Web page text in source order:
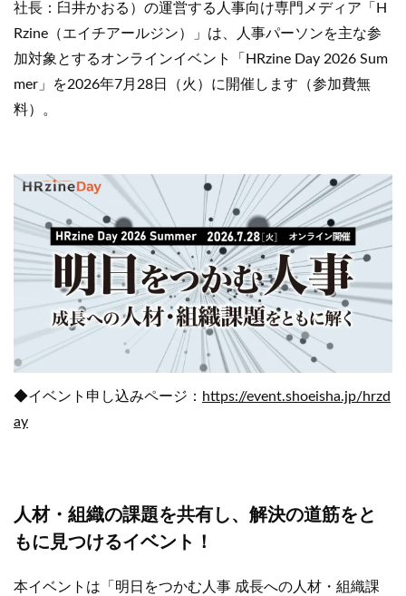
社長：臼井かおる）の運営する人事向け専門メディア「H
Rzine（エイチアールジン）」は、人事パーソンを主な参
加対象とするオンラインイベント「HRzine Day 2026 Sum
mer」を2026年7月28日（火）に開催します（参加費無
料）。
◆イベント申し込みページ： https://event.shoeisha.jp/hrzd
ay
人材・組織の課題を共有し、解決の道筋をと
もに見つけるイベント！
本イベントは「明日をつかむ人事 成長への人材・組織課